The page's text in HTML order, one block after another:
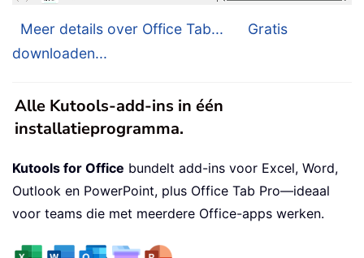
Meer details over Office Tab...
Gratis
downloaden...
Alle Kutools-add-ins in één
installatieprogramma.
Kutools for Office bundelt add-ins voor Excel, Word,
Outlook en PowerPoint, plus Office Tab Pro—ideaal
voor teams die met meerdere Office-apps werken.